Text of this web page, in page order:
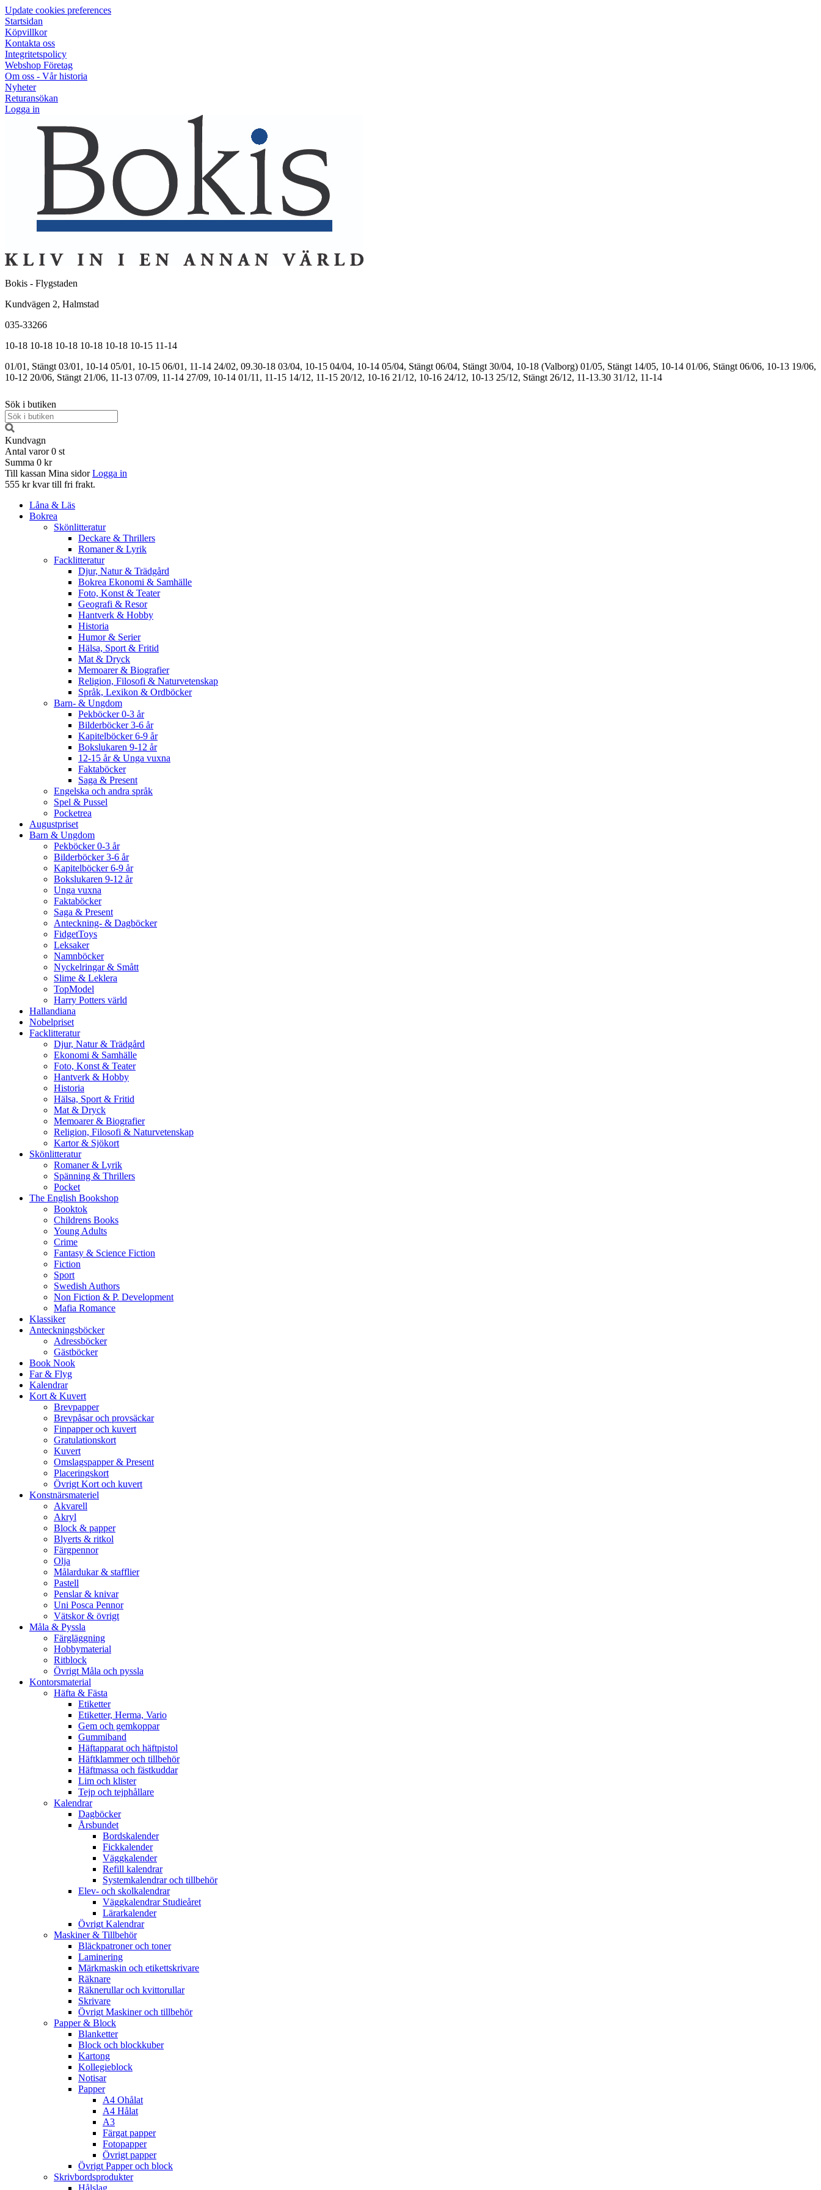
Update cookies preferences
Startsidan
Köpvillkor
Kontakta oss
Integritetspolicy
Webshop Företag
Om oss - Vår historia
Nyheter
Returansökan
Logga in
Bokis - Flygstaden
Kundvägen 2, Halmstad
035-33266
10-18 10-18 10-18 10-18 10-18 10-15 11-14
01/01, Stängt 03/01, 10-14 05/01, 10-15 06/01, 11-14 24/02, 09.30-18 03/04, 10-15 04/04, 10-14 05/04, Stängt 06/04, Stängt 30/04, 10-18 (Valborg) 01/05, Stängt 14/05, 10-14 01/06, Stängt 06/06, 10-13 19/06,
10-12 20/06, Stängt 21/06, 11-13 07/09, 11-14 27/09, 10-14 01/11, 11-15 14/12, 11-15 20/12, 10-16 21/12, 10-16 24/12, 10-13 25/12, Stängt 26/12, 11-13.30 31/12, 11-14
Sök i butiken
Kundvagn
Antal varor 0 st
Summa 0 kr
Till kassan Mina sidor Logga in
555 kr kvar till fri frakt.
Låna & Läs
Bokrea
Skönlitteratur
Deckare & Thrillers
Romaner & Lyrik
Facklitteratur
Djur, Natur & Trädgård
Bokrea Ekonomi & Samhälle
Foto, Konst & Teater
Geografi & Resor
Hantverk & Hobby
Historia
Humor & Serier
Hälsa, Sport & Fritid
Mat & Dryck
Memoarer & Biografier
Religion, Filosofi & Naturvetenskap
Språk, Lexikon & Ordböcker
Barn- & Ungdom
Pekböcker 0-3 år
Bilderböcker 3-6 år
Kapitelböcker 6-9 år
Bokslukaren 9-12 år
12-15 år & Unga vuxna
Faktaböcker
Saga & Present
Engelska och andra språk
Spel & Pussel
Pocketrea
Augustpriset
Barn & Ungdom
Pekböcker 0-3 år
Bilderböcker 3-6 år
Kapitelböcker 6-9 år
Bokslukaren 9-12 år
Unga vuxna
Faktaböcker
Saga & Present
Anteckning- & Dagböcker
FidgetToys
Leksaker
Namnböcker
Nyckelringar & Smått
Slime & Leklera
TopModel
Harry Potters värld
Hallandiana
Nobelpriset
Facklitteratur
Djur, Natur & Trädgård
Ekonomi & Samhälle
Foto, Konst & Teater
Hantverk & Hobby
Historia
Hälsa, Sport & Fritid
Mat & Dryck
Memoarer & Biografier
Religion, Filosofi & Naturvetenskap
Kartor & Sjökort
Skönlitteratur
Romaner & Lyrik
Spänning & Thrillers
Pocket
The English Bookshop
Booktok
Childrens Books
Young Adults
Crime
Fantasy & Science Fiction
Fiction
Sport
Swedish Authors
Non Fiction & P. Development
Mafia Romance
Klassiker
Anteckningsböcker
Adressböcker
Gästböcker
Book Nook
Far & Flyg
Kalendrar
Kort & Kuvert
Brevpapper
Brevpåsar och provsäckar
Finpapper och kuvert
Gratulationskort
Kuvert
Omslagspapper & Present
Placeringskort
Övrigt Kort och kuvert
Konstnärsmateriel
Akvarell
Akryl
Block & papper
Blyerts & ritkol
Färgpennor
Olja
Målardukar & stafflier
Pastell
Penslar & knivar
Uni Posca Pennor
Vätskor & övrigt
Måla & Pyssla
Färgläggning
Hobbymaterial
Ritblock
Övrigt Måla och pyssla
Kontorsmaterial
Häfta & Fästa
Etiketter
Etiketter, Herma, Vario
Gem och gemkoppar
Gummiband
Häftapparat och häftpistol
Häftklammer och tillbehör
Häftmassa och fästkuddar
Lim och klister
Tejp och tejphållare
Kalendrar
Dagböcker
Årsbundet
Bordskalender
Fickkalender
Väggkalender
Refill kalendrar
Systemkalendrar och tillbehör
Elev- och skolkalendrar
Väggkalendrar Studieåret
Lärarkalender
Övrigt Kalendrar
Maskiner & Tillbehör
Bläckpatroner och toner
Laminering
Märkmaskin och etikettskrivare
Räknare
Räknerullar och kvittorullar
Skrivare
Övrigt Maskiner och tillbehör
Papper & Block
Blanketter
Block och blockkuber
Kartong
Kollegieblock
Notisar
Papper
A4 Ohålat
A4 Hålat
A3
Färgat papper
Fotopapper
Övrigt papper
Övrigt Papper och block
Skrivbordsprodukter
Hålslag